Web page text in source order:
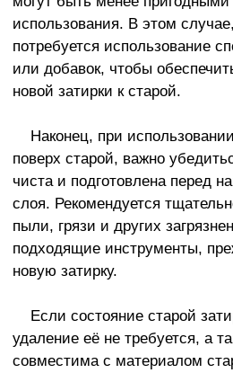
использования. В этом
потребуется использование
или добавок, чтобы
новой затирки к старой.
Наконец, при
поверх старой, важно
чиста и подготовлена перед
слоя. Рекомендуется
пыли, грязи и других
подходящие инструменты,
новую затирку.
Если состояние старой
удаление её не требуется, а
совместима с материалом